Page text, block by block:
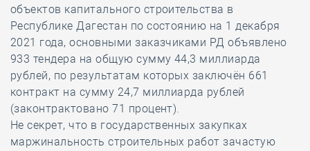
объектов капитального строительства в
Республике Дагестан по состоянию на 1 декабря
2021 года, основными заказчиками РД объявлено
933 тендера на общую сумму 44,3 миллиарда
рублей, по результатам которых заключён 661
контракт на сумму 24,7 миллиарда рублей
(законтрактовано 71 процент).
Не секрет, что в государственных закупках
маржинальность строительных работ зачастую